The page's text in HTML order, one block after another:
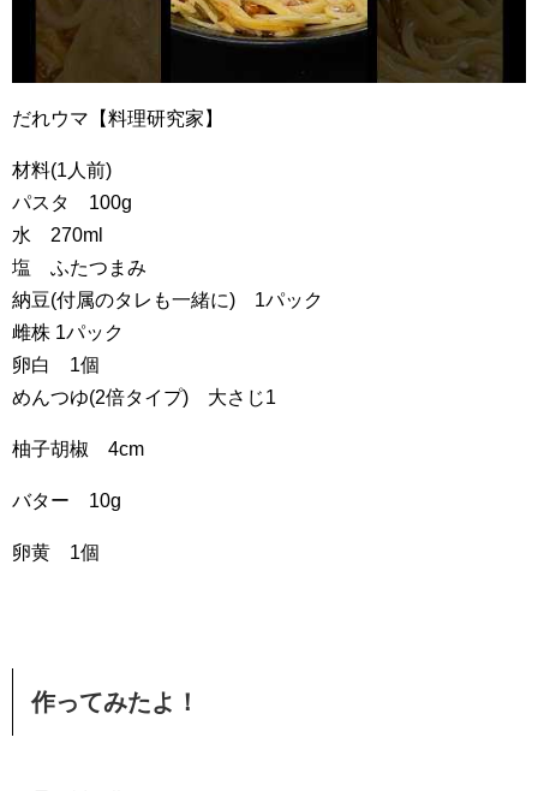
だれウマ【料理研究家】
材料(1人前)
パスタ 100g
水 270ml
塩 ふたつまみ
納豆(付属のタレも一緒に) 1パック
雌株 1パック
卵白 1個
めんつゆ(2倍タイプ) 大さじ1
柚子胡椒 4cm
バター 10g
卵黄 1個
作ってみたよ！